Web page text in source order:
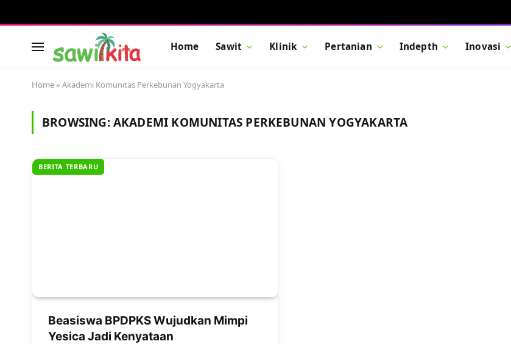
Home Sawit Klinik Pertanian Indepth Inovasi
Home » Akademi Komunitas Perkebunan Yogyakarta
BROWSING:AKADEMI KOMUNITAS PERKEBUNAN YOGYAKARTA
BERITA TERBARU
Beasiswa BPDPKS Wujudkan Mimpi
Yesica Jadi Kenyataan